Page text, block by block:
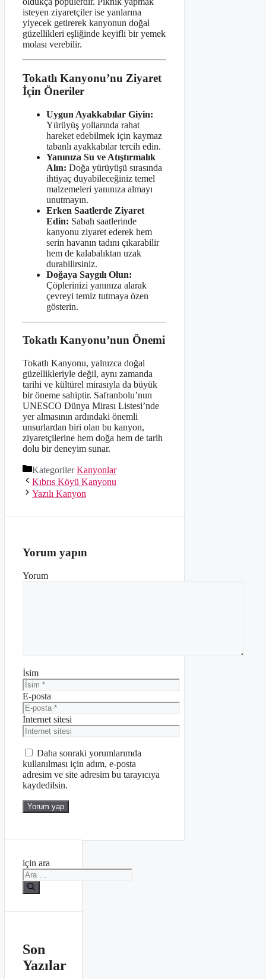
isteyen ziyaretçiler ise yanlarına
yiyecek getirerek kanyonun doğal
güzellikleri eşliğinde keyifli bir yemek
molası verebilir.
Tokatlı Kanyonu’nu Ziyaret
İçin Öneriler
Uygun Ayakkabılar Giyin:
Yürüyüş yollarında rahat
hareket edebilmek için kaymaz
tabanlı ayakkabılar tercih edin.
Yanınıza Su ve Atıştırmalık
Alın: Doğa yürüyüşü sırasında
ihtiyaç duyabileceğiniz temel
malzemeleri yanınıza almayı
unutmayın.
Erken Saatlerde Ziyaret
Edin: Sabah saatlerinde
kanyonu ziyaret ederek hem
serin havanın tadını çıkarabilir
hem de kalabalıktan uzak
durabilirsiniz.
Doğaya Saygılı Olun:
Çöplerinizi yanınıza alarak
çevreyi temiz tutmaya özen
gösterin.
Tokatlı Kanyonu’nun Önemi
Tokatlı Kanyonu, yalnızca doğal
güzellikleriyle değil, aynı zamanda
tarihi ve kültürel mirasıyla da büyük
bir öneme sahiptir. Safranbolu’nun
UNESCO Dünya Mirası Listesi’nde
yer almasının ardındaki önemli
unsurlardan biri olan bu kanyon,
ziyaretçilerine hem doğa hem de tarih
dolu bir deneyim sunar.
KategorilerKanyonlar
Kıbrıs Köyü Kanyonu
Yazılı Kanyon
Yorum yapın
Yorum
İsim
E-posta
İnternet sitesi
Daha sonraki yorumlarımda
kullanılması için adım, e-posta
adresim ve site adresim bu tarayıcıya
kaydedilsin.
için ara
Son
Yazılar